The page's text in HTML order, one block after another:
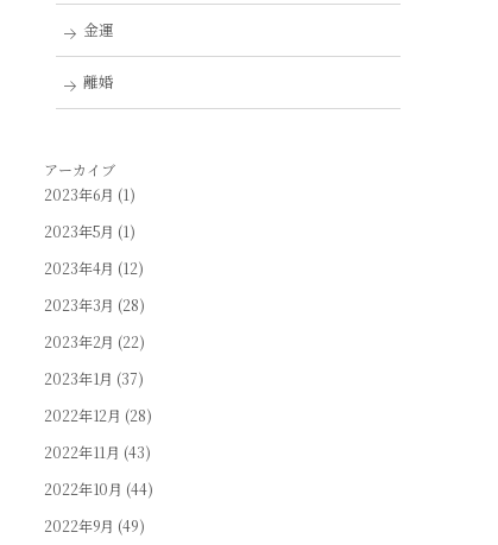
金運
離婚
アーカイブ
2023年6月 (1)
2023年5月 (1)
2023年4月 (12)
2023年3月 (28)
2023年2月 (22)
2023年1月 (37)
2022年12月 (28)
2022年11月 (43)
2022年10月 (44)
2022年9月 (49)